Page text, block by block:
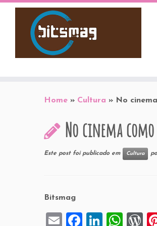
Home » Cultura » No
No cinema
Este post foi publicado em Cultura
Bitsmag
E
F
Li
W